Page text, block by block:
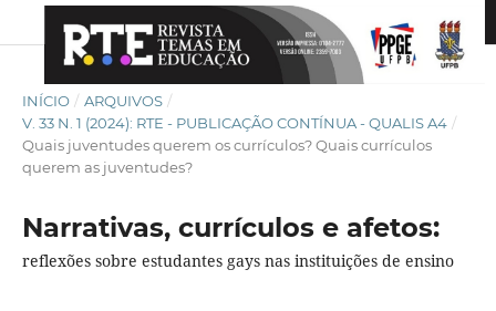
INÍCIO / ARQUIVOS /
V. 33 N. 1 (2024): RTE - PUBLICAÇÃO CONTÍNUA - QUALIS A4 /
Quais juventudes querem os currículos? Quais currículos
querem as juventudes?
Narrativas, currículos e afetos:
reflexões sobre estudantes gays nas instituições de ensino